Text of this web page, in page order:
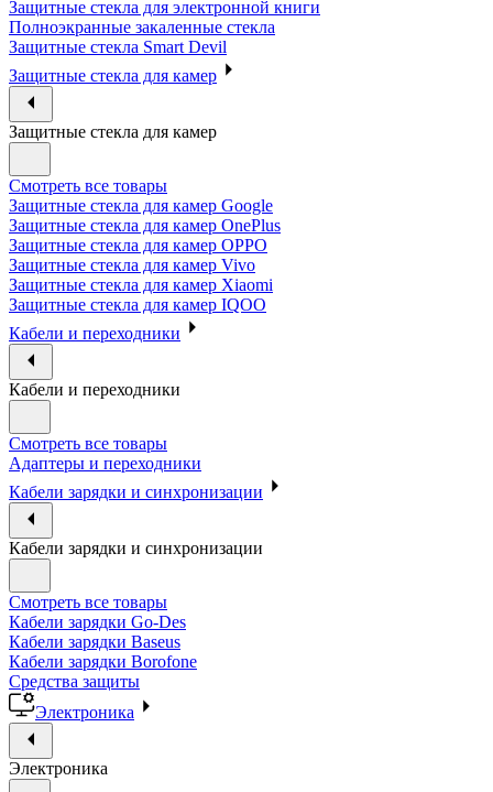
Защитные стекла для электронной книги
Полноэкранные закаленные стекла
Защитные стекла Smart Devil
Защитные стекла для камер
Защитные стекла для камер
Смотреть все товары
Защитные стекла для камер Google
Защитные стекла для камер OnePlus
Защитные стекла для камер OPPO
Защитные стекла для камер Vivo
Защитные стекла для камер Xiaomi
Защитные стекла для камер IQOO
Кабели и переходники
Кабели и переходники
Смотреть все товары
Адаптеры и переходники
Кабели зарядки и синхронизации
Кабели зарядки и синхронизации
Смотреть все товары
Кабели зарядки Go-Des
Кабели зарядки Baseus
Кабели зарядки Borofone
Средства защиты
Электроника
Электроника